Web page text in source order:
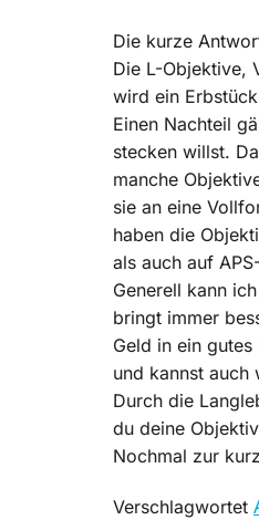
Die kurze
Die L-Objektive,
wird ein
Einen Nachteil
stecken willst.
manche
sie an eine
haben die
als auch auf
Generell kann
bringt immer
Geld in ein
und kannst auch
Durch die
du deine
Nochmal zur
Verschlagwortet